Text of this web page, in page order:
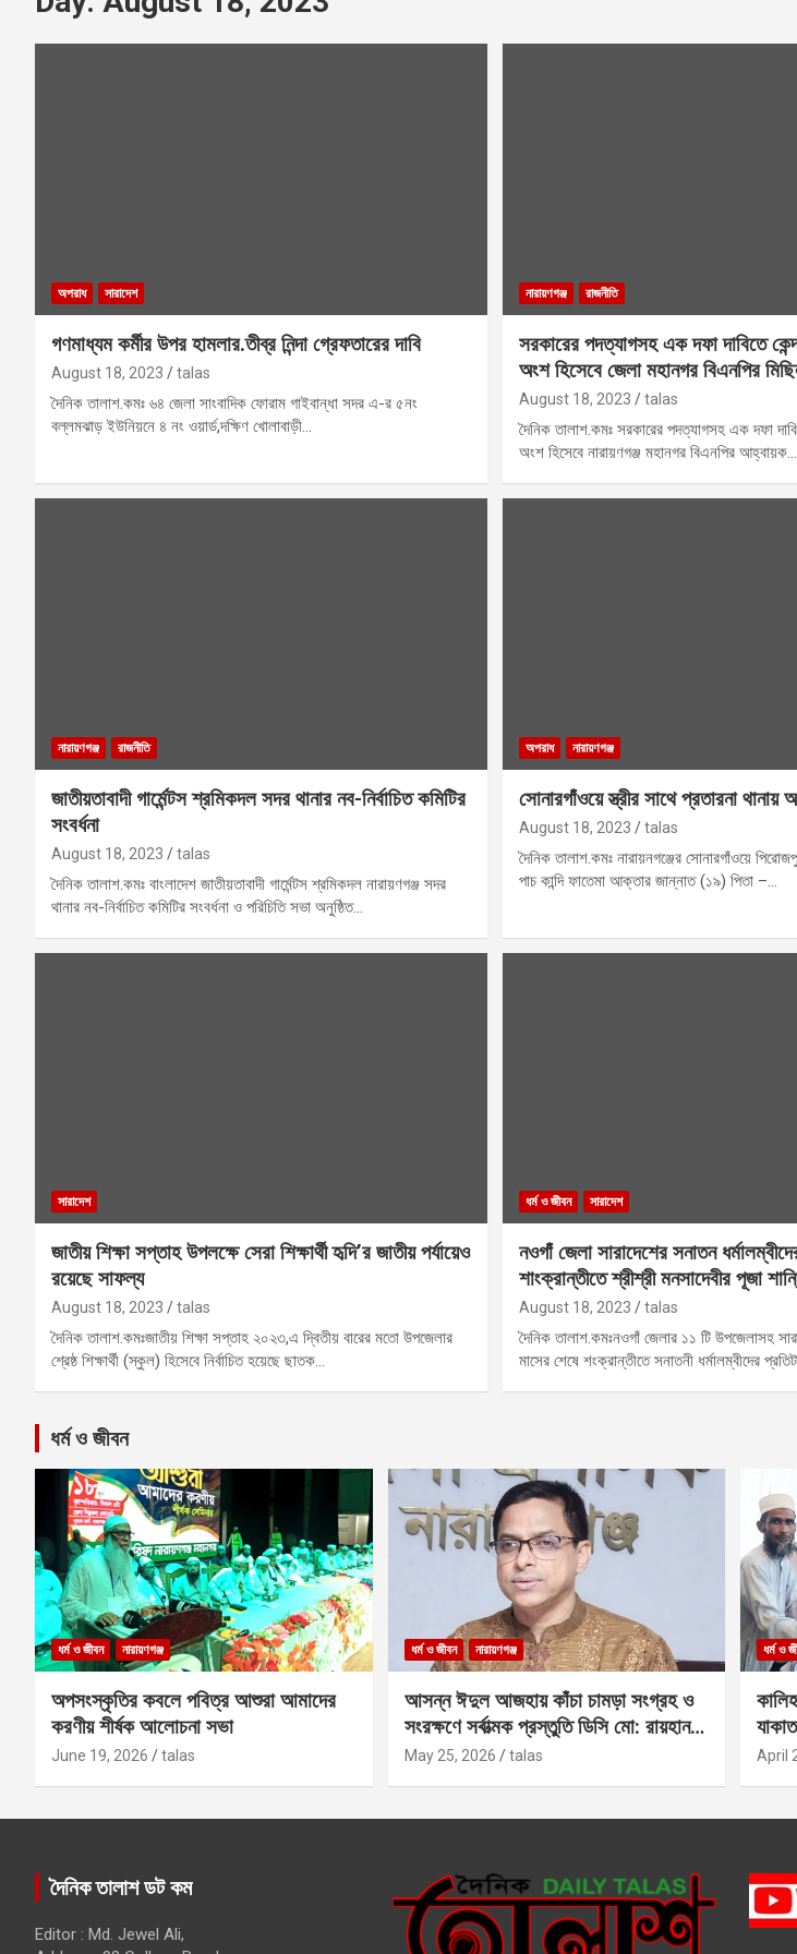
অপরাধ সারাদেশ
গণমাধ্যম কর্মীর উপর হামলার.তীব্র নিন্দা গ্রেফতারের দাবি
August 18, 2023 talas
দৈনিক তালাশ.কমঃ ৬৪ জেলা সাংবাদিক ফোরাম গাইবান্ধা সদর এ-র ৫নং
বল্লমঝাড় ইউনিয়নে ৪ নং ওয়ার্ড,দক্ষিণ খোলাবাড়ী…
নারায়ণগঞ্জ রাজনীতি
সরকারের পদত্যাগসহ এক দফা দাবিতে
অংশ হিসেবে জেলা মহানগর বিএনপির
August 18, 2023 talas
দৈনিক তালাশ.কমঃ সরকারের পদত্যাগসহ এক দফা
অংশ হিসেবে নারায়ণগঞ্জ মহানগর বিএনপির আহ্বায়ক…
নারায়ণগঞ্জ রাজনীতি
জাতীয়তাবাদী গার্মেন্টস শ্রমিকদল সদর থানার নব-নির্বাচিত কমিটির
সংবর্ধনা
August 18, 2023 talas
দৈনিক তালাশ.কমঃ বাংলাদেশ জাতীয়তাবাদী গার্মেন্টস শ্রমিকদল নারায়ণগঞ্জ সদর
থানার নব-নির্বাচিত কমিটির সংবর্ধনা ও পরিচিতি সভা অনুষ্ঠিত…
অপরাধ নারায়ণগঞ্জ
সোনারগাঁওয়ে স্ত্রীর সাথে প্রতারনা থানায়
August 18, 2023 talas
দৈনিক তালাশ.কমঃ নারায়নগঞ্জের সোনারগাঁওয়ে
পাচ কান্দি ফাতেমা আক্তার জান্নাত (১৯) পিতা –…
সারাদেশ
জাতীয় শিক্ষা সপ্তাহ উপলক্ষে সেরা শিক্ষার্থী হৃদি’র জাতীয় পর্যায়েও
রয়েছে সাফল্য
August 18, 2023 talas
দৈনিক তালাশ.কমঃজাতীয় শিক্ষা সপ্তাহ ২০২৩,এ দ্বিতীয় বারের মতো উপজেলার
শ্রেষ্ঠ শিক্ষার্থী (স্কুল) হিসেবে নির্বাচিত হয়েছে ছাতক…
ধর্ম ও জীবন সারাদেশ
নওগাঁ জেলা সারাদেশের সনাতন
শাংক্রান্তীতে শ্রীশ্রী মনসাদেবীর পূজা
August 18, 2023 talas
দৈনিক তালাশ.কমঃনওগাঁ জেলার ১১ টি উপজেলাসহ
মাসের শেষে শংক্রান্তীতে সনাতনী ধর্মালম্বীদের
ধর্ম ও জীবন
ধর্ম ও জীবন নারায়ণগঞ্জ
অপসংস্কৃতির কবলে পবিত্র আশুরা আমাদের
করণীয় শীর্ষক আলোচনা সভা
June 19, 2026 talas
ধর্ম ও জীবন নারায়ণগঞ্জ
আসন্ন ঈদুল আজহায় কাঁচা চামড়া সংগ্রহ ও
সংরক্ষণে সর্বাত্মক প্রস্তুতি ডিসি মো: রায়হান
কবির
May 25, 2026 talas
ধর্ম ও
April
দৈনিক তালাশ ডট কম
Editor : Md. Jewel Ali,